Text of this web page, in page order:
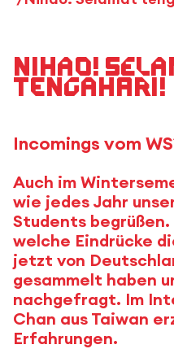
Nihao!
tengahari!
Incomings vom
Auch im
wie jedes Jahr
Students
welche Eindrücke
jetzt von
gesammelt haben
nachgefragt. Im
Chan aus Taiwan
Erfahrungen.